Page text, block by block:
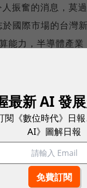
振奮的消息，莫過
國際市場的台灣
能力，半導體產業
初獲得來自鴻
放平台。
最新 AI 發
閱《數位時代》日
AI》圖解日報